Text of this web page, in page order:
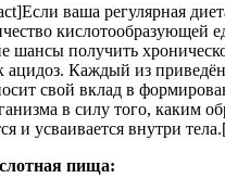
ваша регулярная
кислотообразующей
шансы получить
ацидоз. Каждый из
свой вклад в
в силу того, каким
и усваивается внутри
пища: